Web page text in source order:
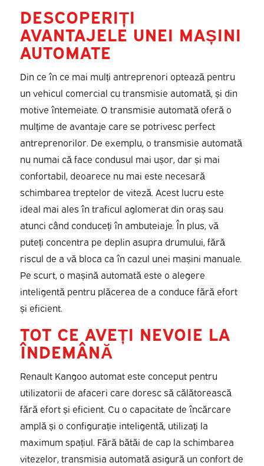
DESCOPERIȚI
AVANTAJELE UNEI MAȘINI
AUTOMATE
Din ce în ce mai mulți antreprenori optează pentru
un vehicul comercial cu transmisie automată, și din
motive întemeiate. O transmisie automată oferă o
mulțime de avantaje care se potrivesc perfect
antreprenorilor. De exemplu, o transmisie automată
nu numai că face condusul mai ușor, dar și mai
confortabil, deoarece nu mai este necesară
schimbarea treptelor de viteză. Acest lucru este
ideal mai ales în traficul aglomerat din oraș sau
atunci când conduceți în ambuteiaje. În plus, vă
puteți concentra pe deplin asupra drumului, fără
riscul de a vă bloca ca în cazul unei mașini manuale.
Pe scurt, o mașină automată este o alegere
inteligentă pentru plăcerea de a conduce fără efort
și eficient.
TOT CE AVEȚI NEVOIE LA
ÎNDEMÂNĂ
Renault Kangoo automat este conceput pentru
utilizatorii de afaceri care doresc să călătorească
fără efort și eficient. Cu o capacitate de încărcare
amplă și o configurație inteligentă, utilizați la
maximum spațiul. Fără bătăi de cap la schimbarea
vitezelor, transmisia automată asigură un confort de